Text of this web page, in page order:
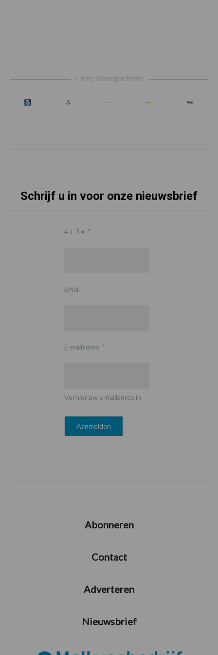
Onze brandpartners
Schrijf u in voor onze nieuwsbrief
4 + 3 = *
Email
E-mailadres *
Vul hier uw e-mailadres in
Abonneren
Contact
Adverteren
Nieuwsbrief